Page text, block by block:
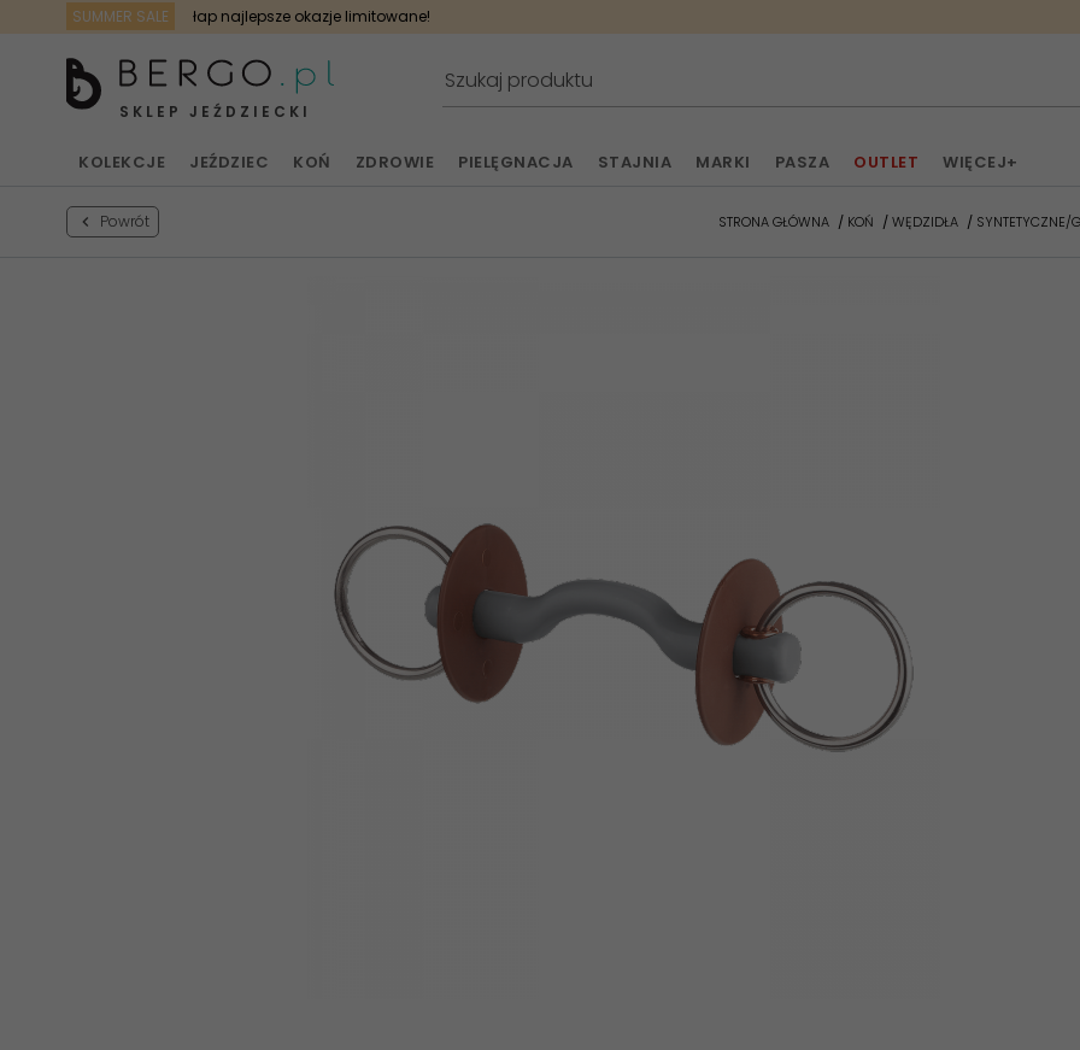
SUMMER SALE łap najlepsze okazje limitowane!
SKLEP JEŹDZIECKI
KOLEKCJE JEŹDZIEC KOŃ ZDROWIE PIELĘGNACJA STAJNIA MARKI PASZA OUTLET WIĘCEJ+
Powrót STRONA GŁÓWNA KOŃ WĘDZIDŁA SYNTETYCZNE/